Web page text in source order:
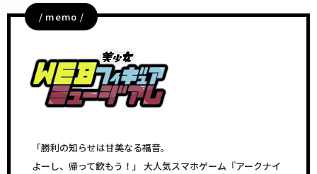
/ memo /
「勝利の知らせは甘美なる福音。
よーし、帰って飲もう！」 大人気スマホゲーム『アークナイ